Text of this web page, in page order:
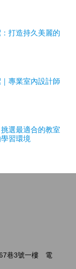
打造持久美麗的
專業室內設計師
選最適合的教室
習環境
67巷3號一樓 電